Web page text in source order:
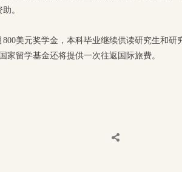
。
美元奖学金，本科毕业继续供读研究生和研
家留学基金还将提供一次往返国际旅费。